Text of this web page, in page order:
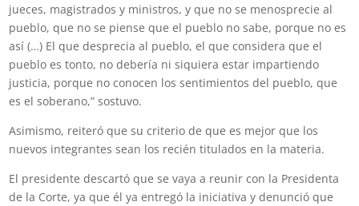
jueces, magistrados y ministros, y que no se menosprecie al
pueblo, que no se piense que el pueblo no sabe, porque no es
así (…) El que desprecia al pueblo, el que considera que el
pueblo es tonto, no debería ni siquiera estar impartiendo
justicia, porque no conocen los sentimientos del pueblo, que
es el soberano,” sostuvo.
Asimismo, reiteró que su criterio de que es mejor que los
nuevos integrantes sean los recién titulados en la materia.
El presidente descartó que se vaya a reunir con la Presidenta
de la Corte, ya que él ya entregó la iniciativa y denunció que